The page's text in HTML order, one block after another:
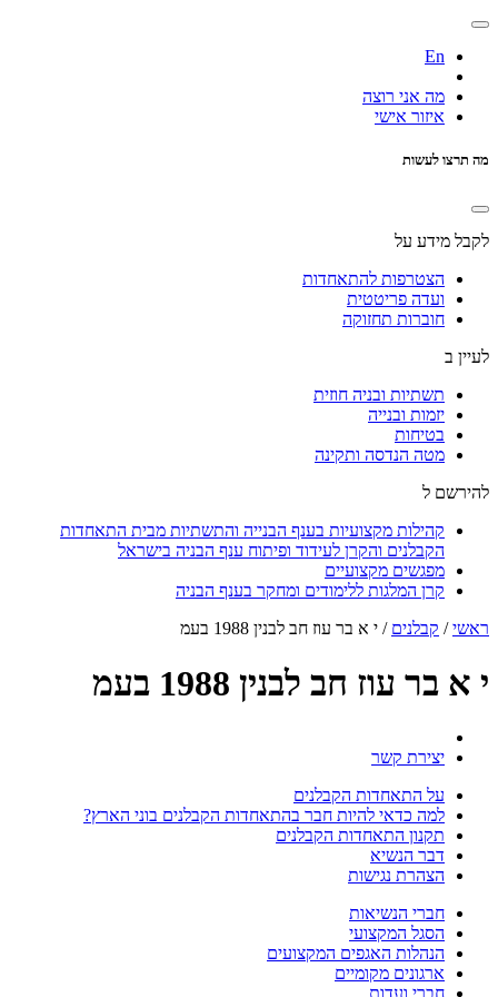
En
מה אני רוצה
איזור אישי
מה תרצו לעשות
לקבל מידע על
הצטרפות להתאחדות
ועדה פריטטית
חוברות תחזוקה
לעיין ב
תשתיות ובניה חוזית
יזמות ובנייה
בטיחות
מטה הנדסה ותקינה
להירשם ל
קהילות מקצועיות בענף הבנייה והתשתיות מבית התאחדות
הקבלנים והקרן לעידוד ופיתוח ענף הבניה בישראל
מפגשים מקצועיים
קרן המלגות ללימודים ומחקר בענף הבניה
ראשי/ קבלנים / י א בר עוז חב לבנין 1988 בעמ
י א בר עוז חב לבנין 1988 בעמ
יצירת קשר
על התאחדות הקבלנים
למה כדאי להיות חבר בהתאחדות הקבלנים בוני הארץ?
תקנון התאחדות הקבלנים
דבר הנשיא
הצהרת נגישות
חברי הנשיאות
הסגל המקצועי
הנהלות האגפים המקצועים
ארגונים מקומיים